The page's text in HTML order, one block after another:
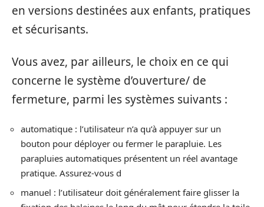
en versions destinées aux enfants, pratiques
et sécurisants.
Vous avez, par ailleurs, le choix en ce qui
concerne le système d’ouverture/ de
fermeture, parmi les systèmes suivants :
automatique : l’utilisateur n’a qu’à appuyer sur un
bouton pour déployer ou fermer le parapluie. Les
parapluies automatiques présentent un réel avantage
pratique. Assurez-vous d
manuel : l’utilisateur doit généralement faire glisser la